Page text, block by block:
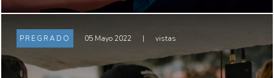
PREGRADO 05 Mayo 2022 | vistas